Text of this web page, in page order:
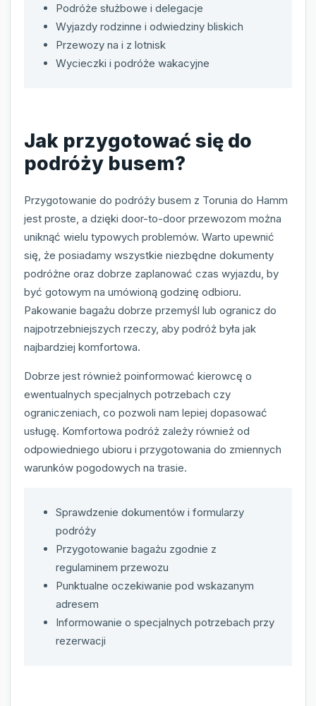
Podróże służbowe i delegacje
Wyjazdy rodzinne i odwiedziny bliskich
Przewozy na i z lotnisk
Wycieczki i podróże wakacyjne
Jak przygotować się do
podróży busem?
Przygotowanie do podróży busem z Torunia do Hamm
jest proste, a dzięki door-to-door przewozom można
uniknąć wielu typowych problemów. Warto upewnić
się, że posiadamy wszystkie niezbędne dokumenty
podróżne oraz dobrze zaplanować czas wyjazdu, by
być gotowym na umówioną godzinę odbioru.
Pakowanie bagażu dobrze przemyśl lub ogranicz do
najpotrzebniejszych rzeczy, aby podróż była jak
najbardziej komfortowa.
Dobrze jest również poinformować kierowcę o
ewentualnych specjalnych potrzebach czy
ograniczeniach, co pozwoli nam lepiej dopasować
usługę. Komfortowa podróż zależy również od
odpowiedniego ubioru i przygotowania do zmiennych
warunków pogodowych na trasie.
Sprawdzenie dokumentów i formularzy
podróży
Przygotowanie bagażu zgodnie z
regulaminem przewozu
Punktualne oczekiwanie pod wskazanym
adresem
Informowanie o specjalnych potrzebach przy
rezerwacji